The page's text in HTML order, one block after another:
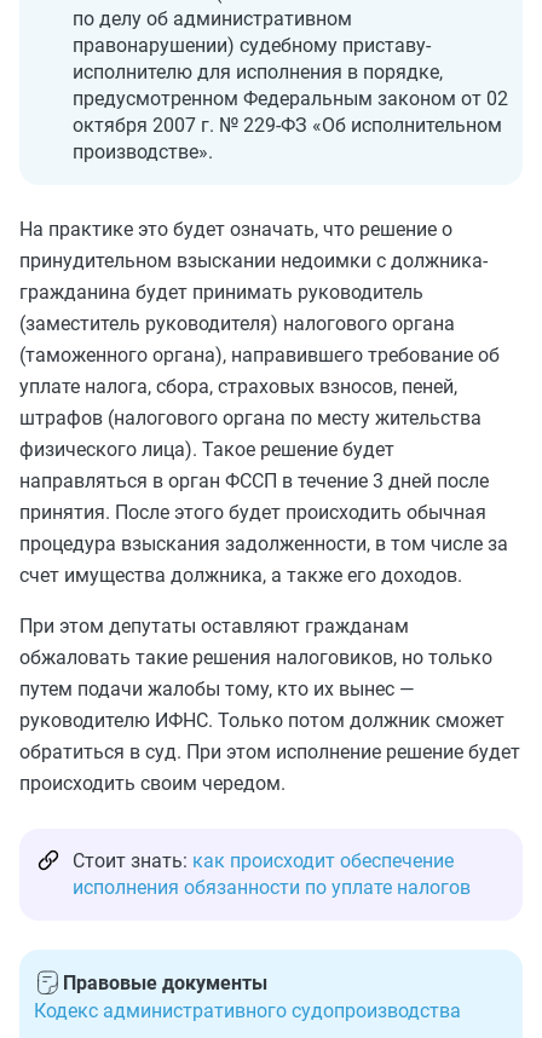
по делу об административном
правонарушении) судебному приставу-
исполнителю для исполнения в порядке,
предусмотренном Федеральным законом от 02
октября 2007 г. № 229-ФЗ «Об исполнительном
производстве».
На практике это будет означать, что решение о
принудительном взыскании недоимки с должника-
гражданина будет принимать руководитель
(заместитель руководителя) налогового органа
(таможенного органа), направившего требование об
уплате налога, сбора, страховых взносов, пеней,
штрафов (налогового органа по месту жительства
физического лица). Такое решение будет
направляться в орган ФССП в течение 3 дней после
принятия. После этого будет происходить обычная
процедура взыскания задолженности, в том числе за
счет имущества должника, а также его доходов.
При этом депутаты оставляют гражданам
обжаловать такие решения налоговиков, но только
путем подачи жалобы тому, кто их вынес —
руководителю ИФНС. Только потом должник сможет
обратиться в суд. При этом исполнение решение будет
происходить своим чередом.
Стоит знать: как происходит обеспечение
исполнения обязанности по уплате налогов
Правовые документы
Кодекс административного судопроизводства